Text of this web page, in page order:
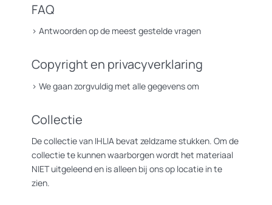
FAQ
> Antwoorden op de meest gestelde vragen
Copyright en privacyverklaring
> We gaan zorgvuldig met alle gegevens om
Collectie
De collectie van IHLIA bevat zeldzame stukken. Om de
collectie te kunnen waarborgen wordt het materiaal
NIET uitgeleend en is alleen bij ons op locatie in te
zien.